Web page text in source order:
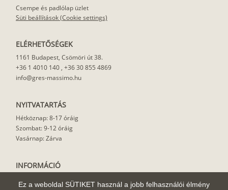
Ez a weboldal SÜTIKET használ a jobb felhasználói élmény
Csempe és padlólap üzlet
Süti beállítások (Cookie settings)
ELÉRHETŐSÉGEK
1161 Budapest, Csömöri út 38.
+36 1 4010 140 , +36 30 855 4869
info@gres-massimo.hu
NYITVATARTÁS
Hétköznap: 8-17 óráig
Szombat: 9-12 óráig
Vasárnap: Zárva
INFORMÁCIÓ